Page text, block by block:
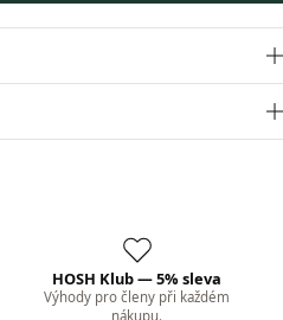
HOSH Klub — 5% sleva
Výhody pro členy při každém
nákupu.